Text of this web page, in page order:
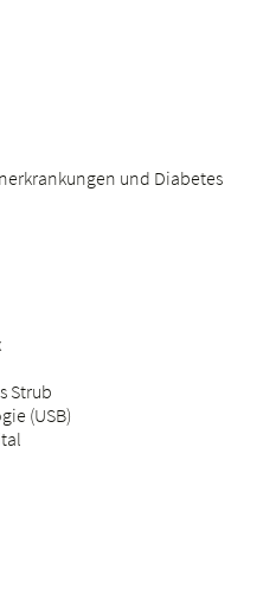
und Diabetes
Strub
(USB)